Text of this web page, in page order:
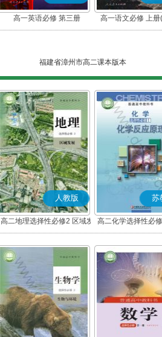
高一英语必修 第三册 高一语文必修 上
福建省漳州市高二课本版本
人教版
高二地理选择性必修2 区域发
展
苏
高二化学选择性必
应原理